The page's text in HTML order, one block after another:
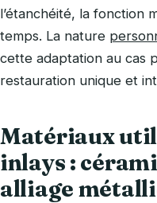
l’étanchéité, la fonction
temps. La nature
cette adaptation au cas
restauration unique et
Matériaux
inlays :
alliage